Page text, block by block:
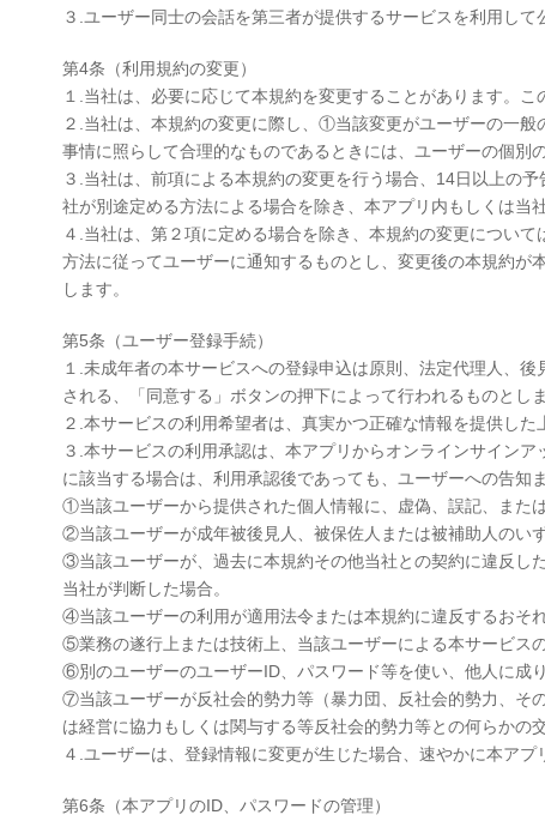
３.ユーザー同士の会話を第三者が提供するサービスを利用し
第4条（利用規約の変更）
１.当社は、必要に応じて本規約を変更することがあります。
２.当社は、本規約の変更に際し、①当該変更がユーザーの一
事情に照らして合理的なものであるときには、ユーザーの個別
３.当社は、前項による本規約の変更を行う場合、14日以上の
社が別途定める方法による場合を除き、本アプリ内もしくは当
４.当社は、第２項に定める場合を除き、本規約の変更につい
方法に従ってユーザーに通知するものとし、変更後の本規約
します。
第5条（ユーザー登録手続）
１.未成年者の本サービスへの登録申込は原則、法定代理人、
される、「同意する」ボタンの押下によって行われるものとし
２.本サービスの利用希望者は、真実かつ正確な情報を提供し
３.本サービスの利用承認は、本アプリからオンラインサイン
に該当する場合は、利用承認後であっても、ユーザーへの告知
①当該ユーザーから提供された個人情報に、虚偽、誤記、また
②当該ユーザーが成年被後見人、被保佐人または被補助人のい
③当該ユーザーが、過去に本規約その他当社との契約に違反し
当社が判断した場合。
④当該ユーザーの利用が適用法令または本規約に違反するおそ
⑤業務の遂行上または技術上、当該ユーザーによる本サービス
⑥別のユーザーのユーザーID、パスワード等を使い、他人に成
⑦当該ユーザーが反社会的勢力等（暴力団、反社会的勢力、そ
は経営に協力もしくは関与する等反社会的勢力等との何らかの
４.ユーザーは、登録情報に変更が生じた場合、速やかに本ア
第6条（本アプリのID、パスワードの管理）